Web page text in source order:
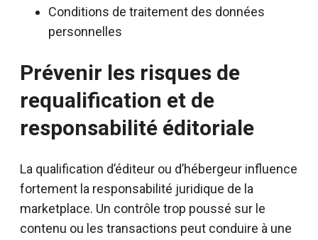
Conditions de traitement des données
personnelles
Prévenir les risques de
requalification et de
responsabilité éditoriale
La qualification d’éditeur ou d’hébergeur influence
fortement la responsabilité juridique de la
marketplace. Un contrôle trop poussé sur le
contenu ou les transactions peut conduire à une